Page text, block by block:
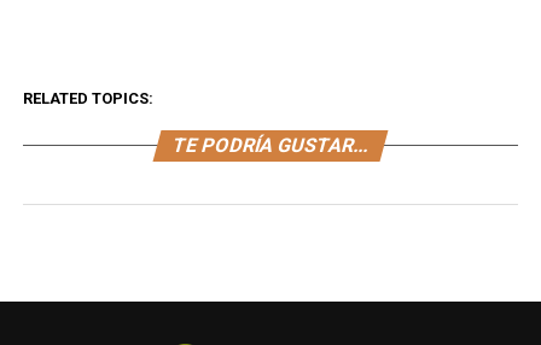
RELATED TOPICS:
TE PODRÍA GUSTAR...